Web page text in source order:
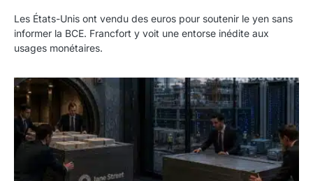
Les États-Unis ont vendu des euros pour soutenir le yen sans
informer la BCE. Francfort y voit une entorse inédite aux
usages monétaires.
Jane Street négocie le transfert de 11 milliards de